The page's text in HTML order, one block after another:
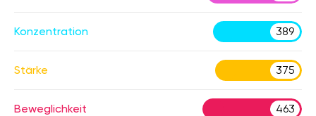
Konzentration 389
Stärke 375
Beweglichkeit 463